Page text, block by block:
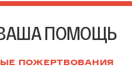
ПОМОЩЬ
ПОЖЕРТВОВАНИЯ